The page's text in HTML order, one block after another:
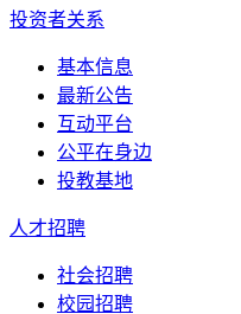
投资者关系
基本信息
最新公告
互动平台
公平在身边
投教基地
人才招聘
社会招聘
校园招聘